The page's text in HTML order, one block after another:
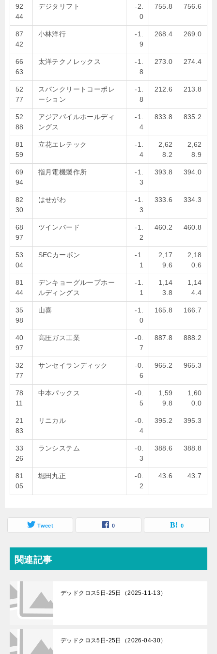
92
44
デジタリフト
-2.
0
755.8 756.6
87
42
小林洋行
-1.
9
268.4 269.0
66
63
太洋テクノレックス
-1.
8
273.0 274.4
52
77
スパンクリートコーポレ
ーション
-1.
8
212.6 213.8
52
88
アジアパイルホールディ
ングス
-1.
4
833.8 835.2
81
59
立花エレテック
-1.
4
2,62
8.2
2,62
8.9
69
94
指月電機製作所
-1.
3
393.8 394.0
82
30
はせがわ
-1.
3
333.6 334.3
68
97
ツインバード
-1.
2
460.2 460.8
53
04
SECカーボン
-1.
1
2,17
9.6
2,18
0.6
81
44
デンキョーグループホー
ルディングス
-1.
1
1,14
3.8
1,14
4.4
35
98
山喜
-1.
0
165.8 166.7
40
97
高圧ガス工業
-0.
7
887.8 888.2
32
77
サンセイランディック
-0.
6
965.2 965.3
78
11
中本パックス
-0.
5
1,59
9.8
1,60
0.0
21
83
リニカル
-0.
4
395.2 395.3
33
26
ランシステム
-0.
3
388.6 388.8
81
05
堀田丸正
-0.
2
43.6 43.7
Tweet 0 0
関連記事
デッドクロス5日-25日（2025-11-13）
デッドクロス5日-25日（2026-04-30）